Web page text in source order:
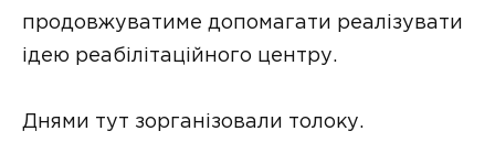
продовжуватиме допомагати реалізувати
ідею реабілітаційного центру.
Днями тут зорганізовали толоку.